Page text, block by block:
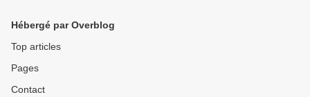
Hébergé par Overblog
Top articles
Pages
Contact